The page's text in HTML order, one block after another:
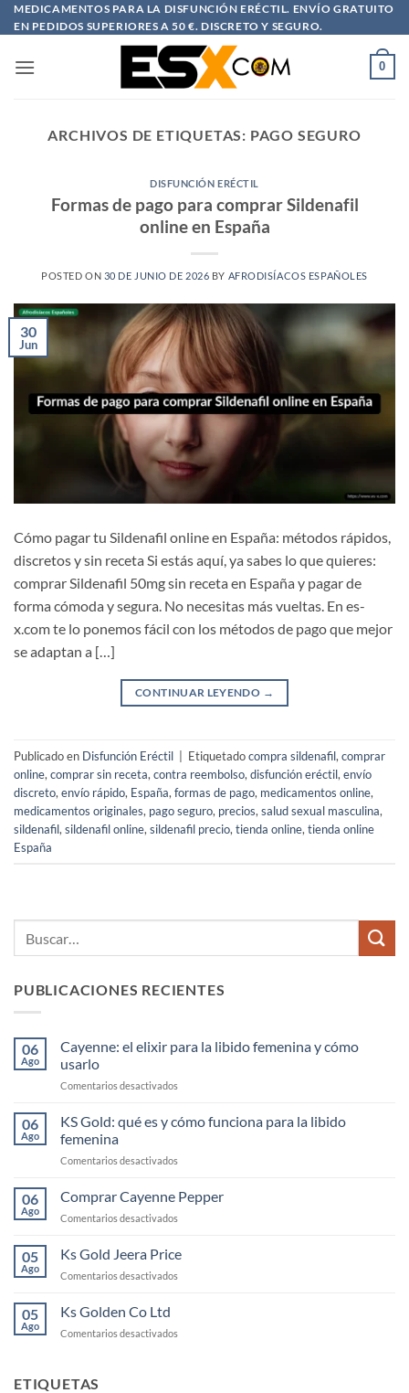
Saltar
al
MEDICAMENTOS PARA LA DISFUNCIÓN ERÉCTIL. ENVÍO GRATUITO
EN PEDIDOS SUPERIORES A 50 €. DISCRETO Y SEGURO.
0
ARCHIVOS DE ETIQUETAS: PAGO SEGURO
DISFUNCIÓN ERÉCTIL
Formas de pago para comprar Sildenafil
online en España
POSTED ON 30 DE JUNIO DE 2026 BY AFRODISÍACOS ESPAÑOLES
30
Jun
Cómo pagar tu Sildenafil online en España: métodos rápidos,
discretos y sin receta Si estás aquí, ya sabes lo que quieres:
comprar Sildenafil 50mg sin receta en España y pagar de
forma cómoda y segura. No necesitas más vueltas. En es-
x.com te lo ponemos fácil con los métodos de pago que mejor
se adaptan a […]
CONTINUAR LEYENDO →
Publicado en Disfunción Eréctil Etiquetadocompra sildenafil, comprar
online, comprar sin receta, contra reembolso, disfunción eréctil, envío
discreto, envío rápido, España, formas de pago, medicamentos online,
medicamentos originales, pago seguro, precios, salud sexual masculina,
sildenafil, sildenafil online, sildenafil precio, tienda online, tienda online
España
PUBLICACIONES RECIENTES
06
Ago
Cayenne: el elixir para la libido femenina y cómo
usarlo
Comentarios desactivados
el
elixir
la
femenina
cómo
06
Ago
KS Gold: qué es y cómo funciona para la libido
femenina
Comentarios desactivados
Gold:
qué
es
cómo
06
Ago
Comprar Cayenne Pepper
Comentarios desactivados
Pepper
05
Ago
Ks Gold Jeera Price
Comentarios desactivados
Price
05
Ago
Ks Golden Co Ltd
Comentarios desactivados
ETIQUETAS